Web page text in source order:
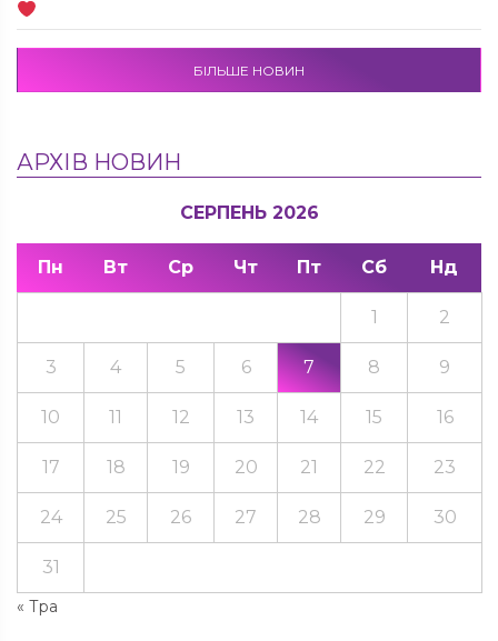
БІЛЬШЕ НОВИН
АРХІВ НОВИН
СЕРПЕНЬ 2026
Пн Вт Ср Чт Пт Сб Нд
« Тра
1 2
3 4 5 6 7 8 9
10 11 12 13 14 15 16
17 18 19 20 21 22 23
24 25 26 27 28 29 30
31